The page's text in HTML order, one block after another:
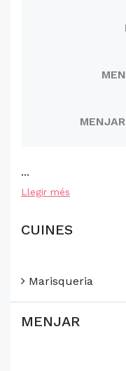
...
Llegir més
CUINES
Marisqueria
MENJAR